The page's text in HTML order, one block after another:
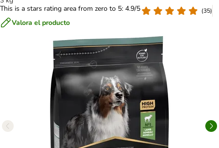
This is a stars rating area from zero to 5: 4.9/5
(35)
Valora el producto